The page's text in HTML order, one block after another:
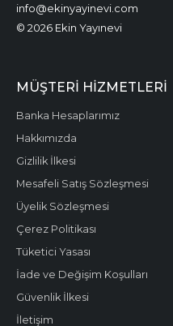
info@ekinyayinevi.com
© 2026 Ekin Yayınevi
MÜŞTERI HIZMETLERI
Banka Hesaplarımız
Hakkımızda
Gizlilik İlkesi
Mesafeli Satış Sözleşmesi
Üyelik Sözleşmesi
Çerez Politikası
Tüketici Yasası
İade ve Değişim Koşulları
Güvenlik İlkesi
İletişim